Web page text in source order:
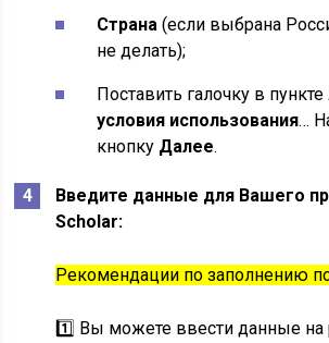
Страна (если выбрана
не делать);
Поставить галочку в пункте
условия использования…
кнопку Далее.
Введите данные для Вашего
Scholar:
Рекомендации по заполнению
1️⃣ Вы можете ввести данные на